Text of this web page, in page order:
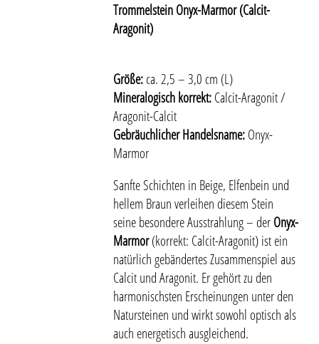
Trommelstein Onyx-Marmor (Calcit-
Aragonit)
Größe:ca. 2,5 – 3,0 cm (L)
Mineralogisch korrekt:Calcit-Aragonit /
Aragonit-Calcit
Gebräuchlicher Handelsname:Onyx-
Marmor
Sanfte Schichten in Beige, Elfenbein und
hellem Braun verleihen diesem Stein
seine besondere Ausstrahlung – derOnyx-
Marmor(korrekt: Calcit-Aragonit) ist ein
natürlich gebändertes Zusammenspiel aus
Calcit und Aragonit. Er gehört zu den
harmonischsten Erscheinungen unter den
Natursteinen und wirkt sowohl optisch als
auch energetisch ausgleichend.